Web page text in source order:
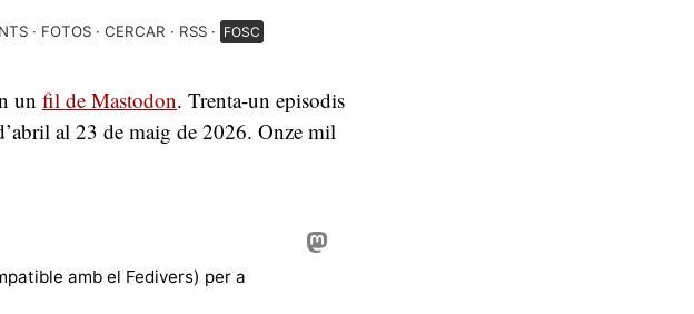
FOTOS CERCAR RSS FOSC
un fil de Mastodon. Trenta-un episodis
al 23 de maig de 2026. Onze mil
amb el Fedivers) per a